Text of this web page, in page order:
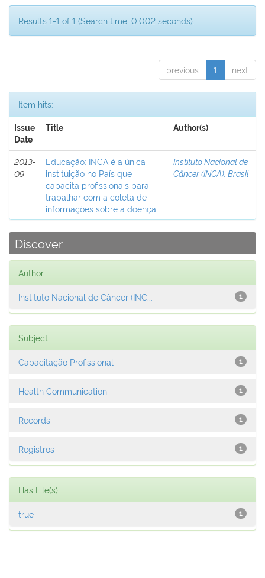
Results 1-1 of 1 (Search time: 0.002 seconds).
previous 1 next
Item hits:
Issue
Date
Title Author(s)
2013-
09
Educação: INCA é a única
instituição no País que
capacita profissionais para
trabalhar com a coleta de
informações sobre a doença
Instituto Nacional de
Câncer (INCA), Brasil
Discover
Author
1
Instituto Nacional de Câncer (INC...
Subject
1
Capacitação Profissional
1
Health Communication
1
Records
1
Registros
Has File(s)
1
true